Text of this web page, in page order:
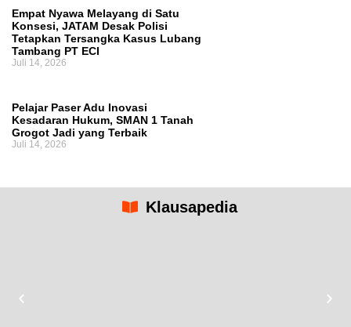
Empat Nyawa Melayang di Satu
Konsesi, JATAM Desak Polisi
Tetapkan Tersangka Kasus Lubang
Tambang PT ECI
Juli 14, 2026
Pelajar Paser Adu Inovasi
Kesadaran Hukum, SMAN 1 Tanah
Grogot Jadi yang Terbaik
Juli 14, 2026
Klausapedia